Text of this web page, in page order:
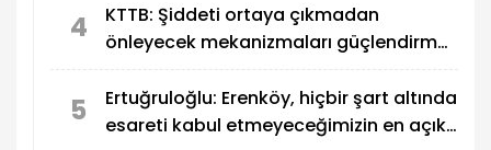
4
KTTB: Şiddeti ortaya çıkmadan
önleyecek mekanizmaları güçlendirmek
5
Ertuğruloğlu: Erenköy, hiçbir şart altında
esareti kabul etmeyeceğimizin en açık